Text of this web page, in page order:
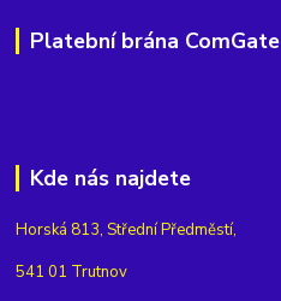
Platební brána ComGate
Kde nás najdete
Horská 813, Střední Předměstí,
541 01 Trutnov